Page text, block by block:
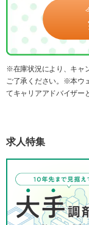
※在庫状況により、キャ
ご了承ください。※本ウ
てキャリアアドバイザー
求人特集